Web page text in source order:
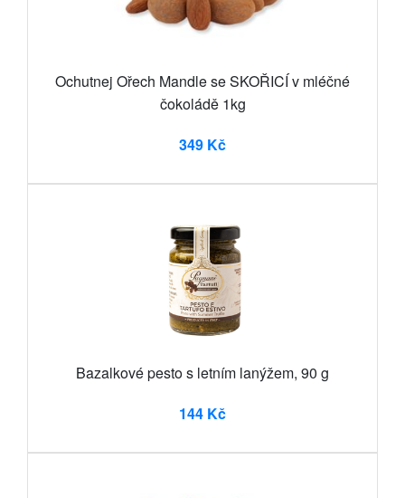
Ochutnej Ořech Mandle se SKOŘICÍ v mléčné
čokoládě 1kg
349 Kč
Bazalkové pesto s letním lanýžem, 90 g
144 Kč